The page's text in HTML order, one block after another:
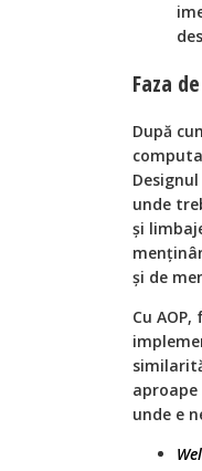
Faza
După
unde
și
și de
Cu
unde e